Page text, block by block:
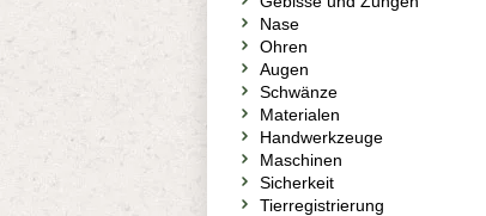
Nase
Ohren
Augen
Schwänze
Materialen
Handwerkzeuge
Maschinen
Sicherkeit
Tierregistrierung